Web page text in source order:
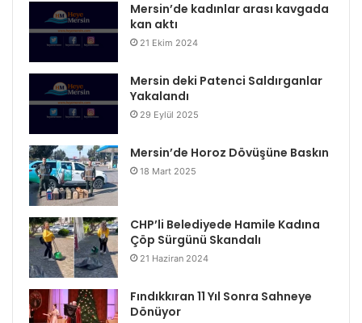
Mersin’de kadınlar arası kavgada
kan aktı
21 Ekim 2024
Mersin deki Patenci Saldırganlar
Yakalandı
29 Eylül 2025
Mersin’de Horoz Dövüşüne Baskın
18 Mart 2025
CHP’li Belediyede Hamile Kadına
Çöp Sürgünü Skandalı
21 Haziran 2024
Fındıkkıran 11 Yıl Sonra Sahneye
Dönüyor